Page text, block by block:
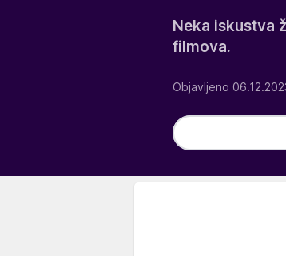
Neka iskustva
filmova.
Objavljeno